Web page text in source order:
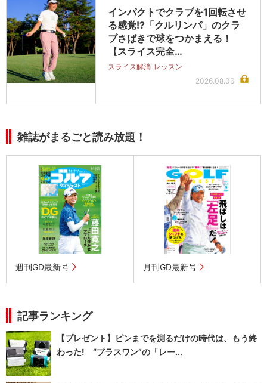
インパクトでクラブを1回転させ
る感覚!?「クルリンパ」のクラ
ブさばきで球をつかまえる！
【スライス完全…
スライス解消 レッスン
2026.08.06
雑誌がまるごと読み放題！
週刊GD最新号 月刊GD最新号
記事ランキング
【プレゼント】ピンまでを測るだけの時代は、もう終
わった! “プラスワン”の「レー...